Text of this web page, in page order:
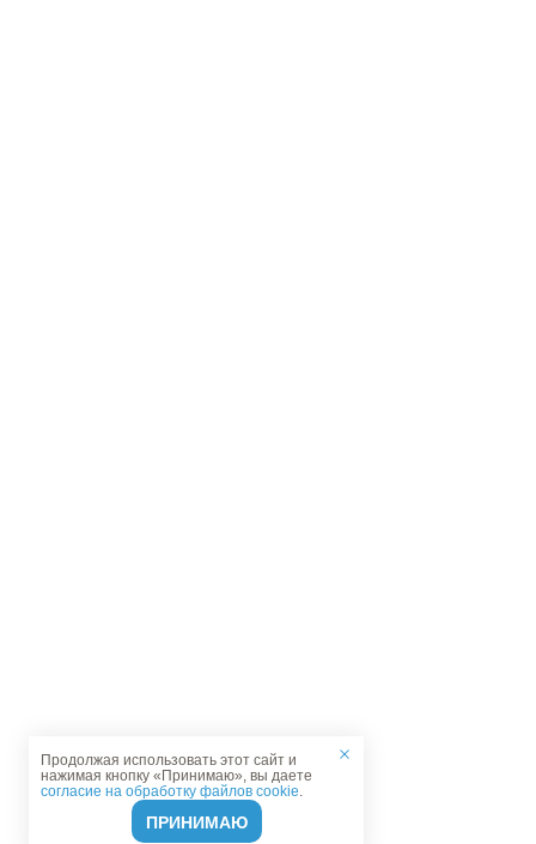
Продолжая использовать этот сайт и
нажимая кнопку «Принимаю», вы даете
согласие на обработку файлов cookie.
ПРИНИМАЮ